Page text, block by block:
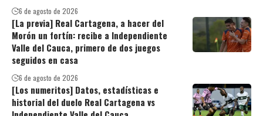
6 de agosto de 2026
[La previa] Real Cartagena, a hacer del
Morón un fortín: recibe a Independiente
Valle del Cauca, primero de dos juegos
seguidos en casa
6 de agosto de 2026
[Los numeritos] Datos, estadísticas e
historial del duelo Real Cartagena vs